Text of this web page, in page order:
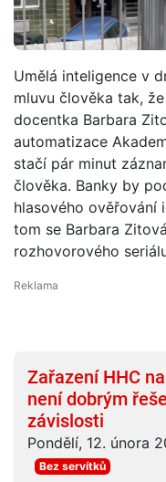
Umělá inteligence v
mluvu člověka tak,
docentka Barbara
automatizace
stačí pár minut
člověka. Banky by
hlasového ověřování
tom se Barbara
rozhovorového
Zařazení HHC
není dobrým
závislosti
Pondělí, 12. února
Bez servítků